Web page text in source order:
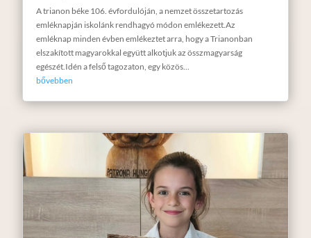
A trianon béke 106. évfordulóján, a nemzet összetartozás
emléknapján iskolánk rendhagyó módon emlékezett.Az
emléknap minden évben emlékeztet arra, hogy a Trianonban
elszakított magyarokkal együtt alkotjuk az összmagyarság
egészét.Idén a felső tagozaton, egy közös...
bővebben